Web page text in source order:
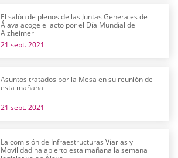
El salón de plenos de las Juntas Generales de
Álava acoge el acto por el Día Mundial del
Alzheimer
21 sept. 2021
Asuntos tratados por la Mesa en su reunión de
esta mañana
21 sept. 2021
La comisión de Infraestructuras Viarias y
Movilidad ha abierto esta mañana la semana